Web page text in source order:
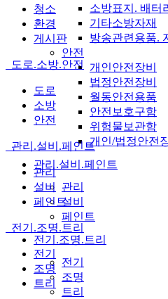
소방표지. 배터
기타소방자재
방송관련용품.
안전
개인안전장비
법정안전장비
월동안전용품
안전보호구함
위험물보관함
개인/법정안전
관리.설비.페인트
관리
설비
페인트
전기.조명.트리
전기
조명
트리
청소
환경
게시판
도로.소방.안전
도로
소방
안전
관리.설비.페인트
관리
설비
페인트
전기.조명.트리
전기
조명
트리